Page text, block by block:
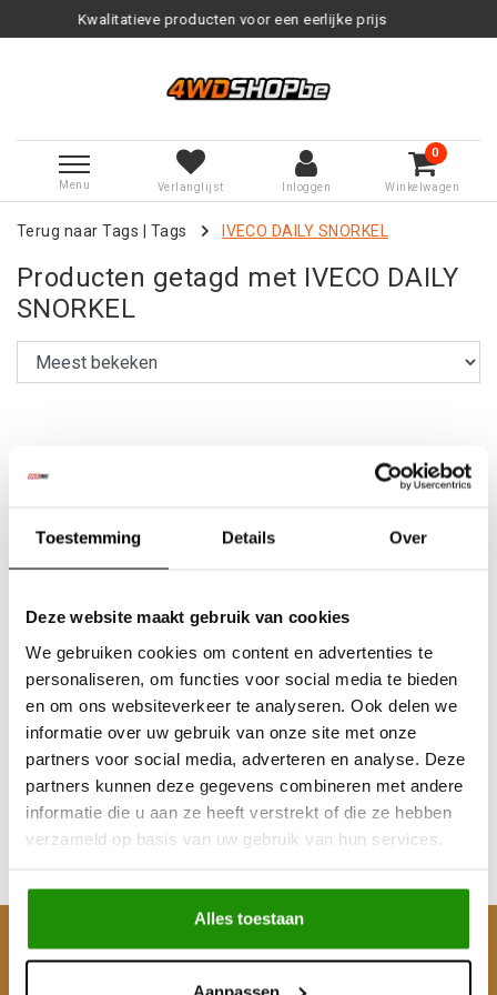
Toestemming Details Over
Deze website maakt gebruik van cookies
We gebruiken cookies om content en advertenties te
personaliseren, om functies voor social media te bieden
en om ons websiteverkeer te analyseren. Ook delen we
informatie over uw gebruik van onze site met onze
partners voor social media, adverteren en analyse. Deze
partners kunnen deze gegevens combineren met andere
informatie die u aan ze heeft verstrekt of die ze hebben
verzameld op basis van uw gebruik van hun services.
Alles toestaan
Aanpassen
Kwalitatieve producten voor een eerlijke prijs
Menu Verlanglijst Inloggen
0
Winkelwagen
Terug naar Tags Tags IVECO DAILY SNORKEL
Producten getagd met IVECO DAILY
SNORKEL
SNORKEL IVECO DAILY
(2014 - )
€404,13
Excl. btw
€489,00
Klantenservice